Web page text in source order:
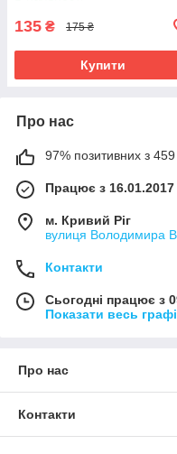
135 ₴ 175 ₴
Купити
Про нас
97% позитивних з 459
Працює з 16.01.2017
м. Кривий Ріг
вулиця Володимира
Контакти
Сьогодні працює з
Показати весь
Про нас
Контакти